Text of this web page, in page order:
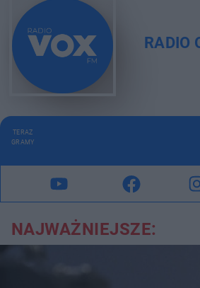
RADIO
TERAZ
GRAMY
NAJWAŻNIEJSZE: